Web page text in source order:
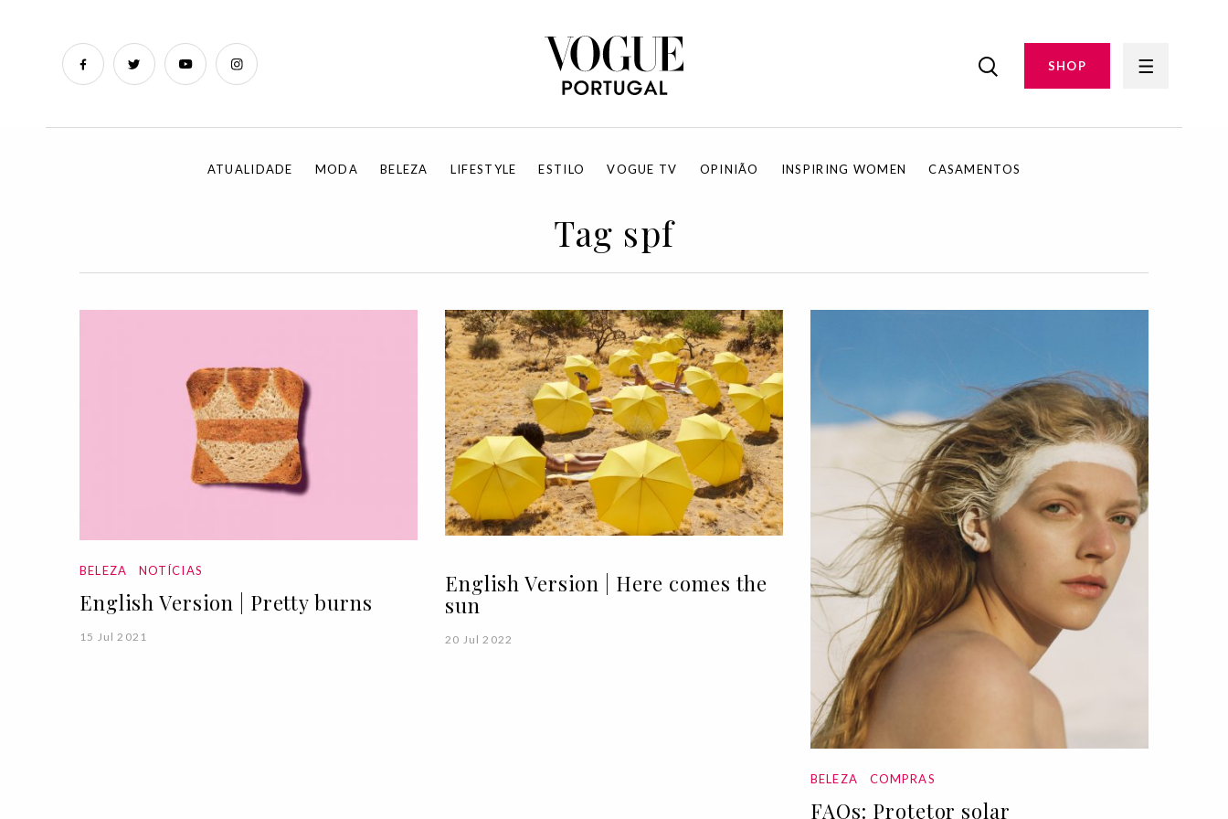
SHOP
ATUALIDADE MODA BELEZA LIFESTYLE ESTILO VOGUE TV OPINIÃO INSPIRING WOMEN CASAMENTOS
Tag spf
BELEZA NOTÍCIAS
English Version | Pretty burns
15 Jul 2021
English Version | Here comes the
sun
20 Jul 2022
BELEZA COMPRAS
FAQs: Protetor solar